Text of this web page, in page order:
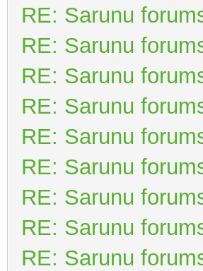
RE: Sarunu
RE: Sarunu
RE: Sarunu
RE: Sarunu
RE: Sarunu
RE: Sarunu
RE: Sarunu
RE: Sarunu
RE: Sarunu